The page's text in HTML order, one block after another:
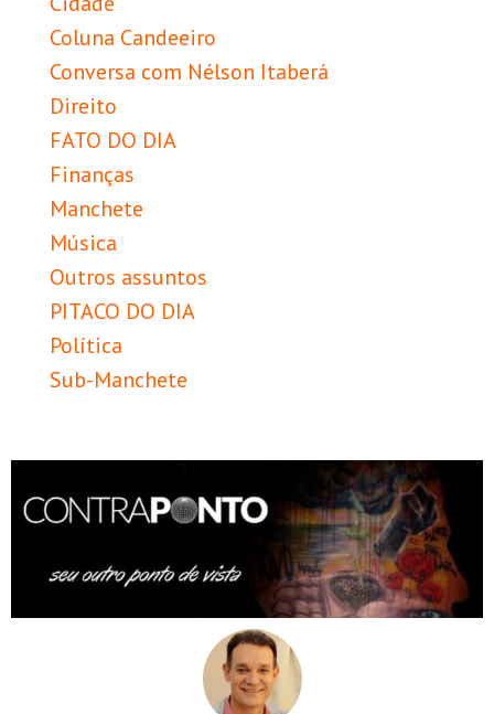
Coluna Candeeiro
Conversa com Nélson Itaberá
Direito
FATO DO DIA
Finanças
Manchete
Música
Outros assuntos
PITACO DO DIA
Política
Sub-Manchete